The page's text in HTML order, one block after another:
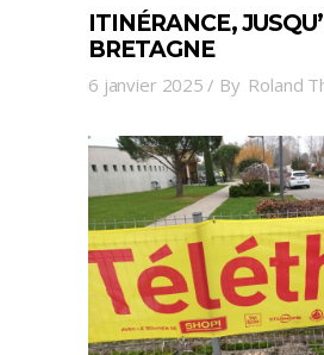
ITINÉRANCE,
BRETAGNE
6 janvier 2025 By Roland